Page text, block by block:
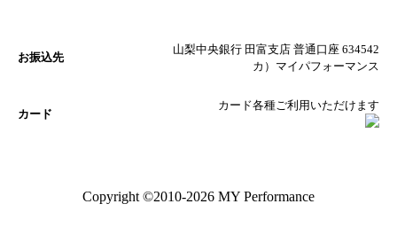
お振込先
山梨中央銀行 田富支店 普通口座 634542
カ）マイパフォーマンス
カード
カード各種ご利用いただけます
Copyright ©2010-2026 MY Performance